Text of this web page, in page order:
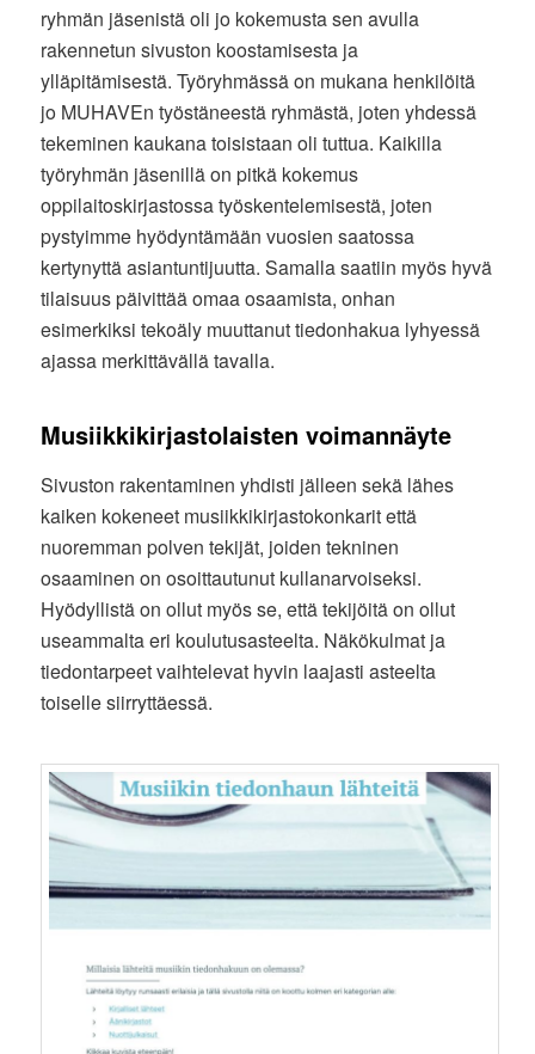
ryhmän jäsenistä oli jo kokemusta sen avulla
rakennetun sivuston koostamisesta ja
ylläpitämisestä. Työryhmässä on mukana henkilöitä
jo MUHAVEn työstäneestä ryhmästä, joten yhdessä
tekeminen kaukana toisistaan oli tuttua. Kaikilla
työryhmän jäsenillä on pitkä kokemus
oppilaitoskirjastossa työskentelemisestä, joten
pystyimme hyödyntämään vuosien saatossa
kertynyttä asiantuntijuutta. Samalla saatiin myös hyvä
tilaisuus päivittää omaa osaamista, onhan
esimerkiksi tekoäly muuttanut tiedonhakua lyhyessä
ajassa merkittävällä tavalla.
Musiikkikirjastolaisten voimannäyte
Sivuston rakentaminen yhdisti jälleen sekä lähes
kaiken kokeneet musiikkikirjastokonkarit että
nuoremman polven tekijät, joiden tekninen
osaaminen on osoittautunut kullanarvoiseksi.
Hyödyllistä on ollut myös se, että tekijöitä on ollut
useammalta eri koulutusasteelta. Näkökulmat ja
tiedontarpeet vaihtelevat hyvin laajasti asteelta
toiselle siirryttäessä.